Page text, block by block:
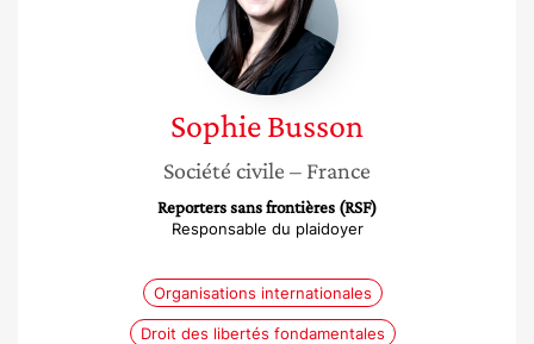
SophieBusson
Société civile – France
Reporters sans frontières (RSF)
Responsable du plaidoyer
Organisations internationales
Droit des libertés fondamentales